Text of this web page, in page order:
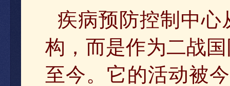
疾病预防控制中心
构，而是作为二战
至今。它的活动被